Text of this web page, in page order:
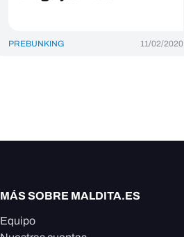
PREBUNKING 11/02/2020
MÁS SOBRE MALDITA.ES
Equipo